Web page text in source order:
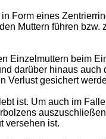
Form eines
Muttern führen bzw.
Einzelmuttern beim
darüber hinaus auch
Verlust gesichert
ist. Um auch im
versehen ist.